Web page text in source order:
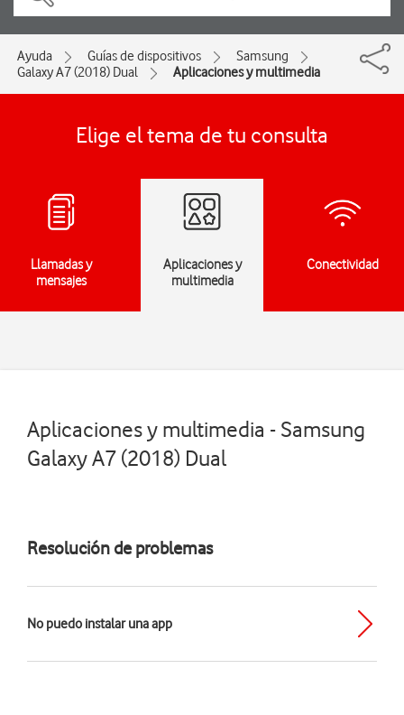
Ayuda Guías de dispositivos
Samsung
Galaxy A7 (2018) Dual
Aplicaciones y multimedia
Elige el tema de tu consulta
Llamadas y
mensajes
Aplicaciones y
multimedia
Conectividad
Aplicaciones y multimedia - Samsung
Galaxy A7 (2018) Dual
Resolución de problemas
No puedo instalar una app